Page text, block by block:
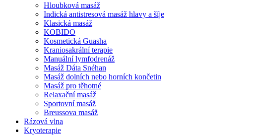
Hloubková masáž
Indická antistresová masáž hlavy a šíje
Klasická masáž
KOBIDO
Kosmetická Guasha
Kraniosakrální terapie
Manuální lymfodrenáž
Masáž Dáta Snéhan
Masáž dolních nebo horních končetin
Masáž pro těhotné
Relaxační masáž
Sportovní masáž
Breussova masáž
Rázová vlna
Kryoterapie